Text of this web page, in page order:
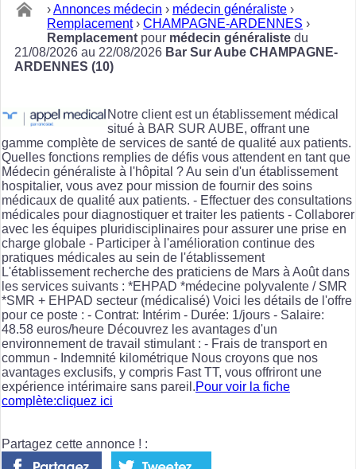
›Annonces médecin › médecin généraliste ›
Remplacement › CHAMPAGNE-ARDENNES ›
Remplacement pour médecin généraliste du
21/08/2026 au 22/08/2026 Bar Sur Aube CHAMPAGNE-
ARDENNES (10)
Notre client est un établissement médical
situé à BAR SUR AUBE, offrant une
gamme complète de services de santé de qualité aux patients.
Quelles fonctions remplies de défis vous attendent en tant que
Médecin généraliste à l'hôpital ? Au sein d'un établissement
hospitalier, vous avez pour mission de fournir des soins
médicaux de qualité aux patients. - Effectuer des consultations
médicales pour diagnostiquer et traiter les patients - Collaborer
avec les équipes pluridisciplinaires pour assurer une prise en
charge globale - Participer à l'amélioration continue des
pratiques médicales au sein de l'établissement
L'établissement recherche des praticiens de Mars à Août dans
les services suivants : *EHPAD *médecine polyvalente / SMR
*SMR + EHPAD secteur (médicalisé) Voici les détails de l'offre
pour ce poste : - Contrat: Intérim - Durée: 1/jours - Salaire:
48.58 euros/heure Découvrez les avantages d'un
environnement de travail stimulant : - Frais de transport en
commun - Indemnité kilométrique Nous croyons que nos
avantages exclusifs, y compris Fast TT, vous offriront une
expérience intérimaire sans pareil.Pour voir la fiche
complète:cliquez ici
Partagez cette annonce ! :